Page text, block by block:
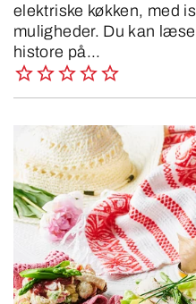
elektriske køkken, med
muligheder. Du kan
histore på...